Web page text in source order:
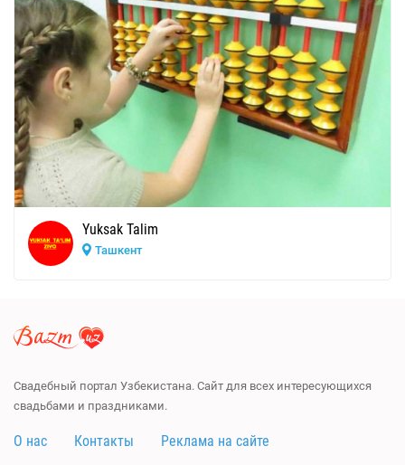
Yuksak Talim
Ташкент
Свадебный портал Узбекистана. Сайт для всех интересующихся
свадьбами и праздниками.
О нас Контакты Реклама на сайте